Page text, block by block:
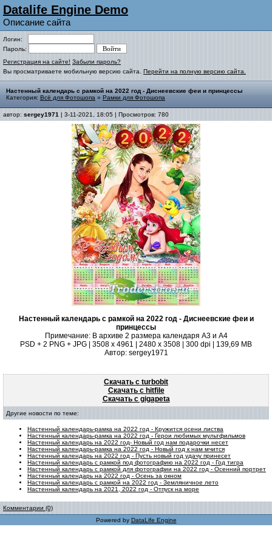
Datalife Engine Demo
Описание сайта
Логин:
Пароль:
Регистрация на сайте! Забыли пароль?
Вы просматриваете мобильную версию сайта. Перейти на полную версию сайта.
Настенный календарь с рамкой на 2022 год - Диснеевские феи и принцессы
Категория: Всё для Фотошопа » Рамки для Фотошопа
автор: sergey1971 | 3-11-2021, 18:05 | Просмотров: 780
Настенный календарь с рамкой на 2022 год - Диснеевские феи и
принцессы
Примечание: В архиве 2 размера календаря А3 и А4
PSD + 2 PNG + JPG | 3508 x 4961 | 2480 x 3508 | 300 dpi | 139,69 MB
Автор: sergey1971
Скачать с turbobit
Скачать с hitfile
Скачать с gigapeta
Другие новости по теме:
Настенный календарь-рамка на 2022 год - Кружится осени листва
Настенный календарь-рамка на 2022 год - Герои любимых мультфильмов
Настенный календарь на 2022 год- Новый год нам подарочки несет
Настенный календарь-рамка на 2022 год - Новый год к нам мчится
Настенный календарь на 2022 год - Пусть новый год удачу принесет
Настенный календарь с рамкой под фотографию на 2022 год - Год тигра
Настенный календарь с рамкой для фотографии на 2022 год - Осенний портрет
Настенный календарь на 2022 год - Осень за окном
Настенный календарь с рамкой на 2022 год - Земляничное лето
Настенный календарь на 2021, 2022 год - Отпуск на море
Комментарии (0)
Powered by DataLife Engine